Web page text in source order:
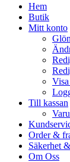
Hem
Butik
Mitt konto
Till kassan
Order &
Säkerhet
Om Oss